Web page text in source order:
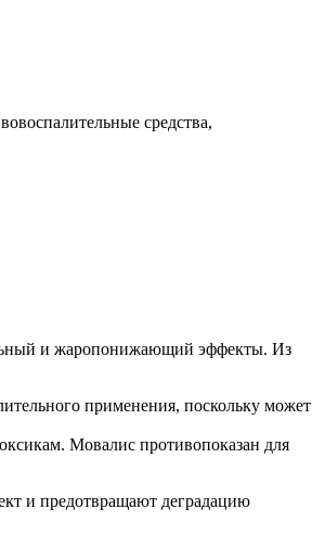
средства,
и жаропонижающий эффекты. Из
применения, поскольку может
Мовалис противопоказан для
и предотвращают деградацию